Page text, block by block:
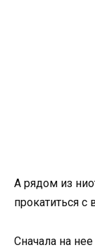
А рядом из
прокатиться с
Сначала на